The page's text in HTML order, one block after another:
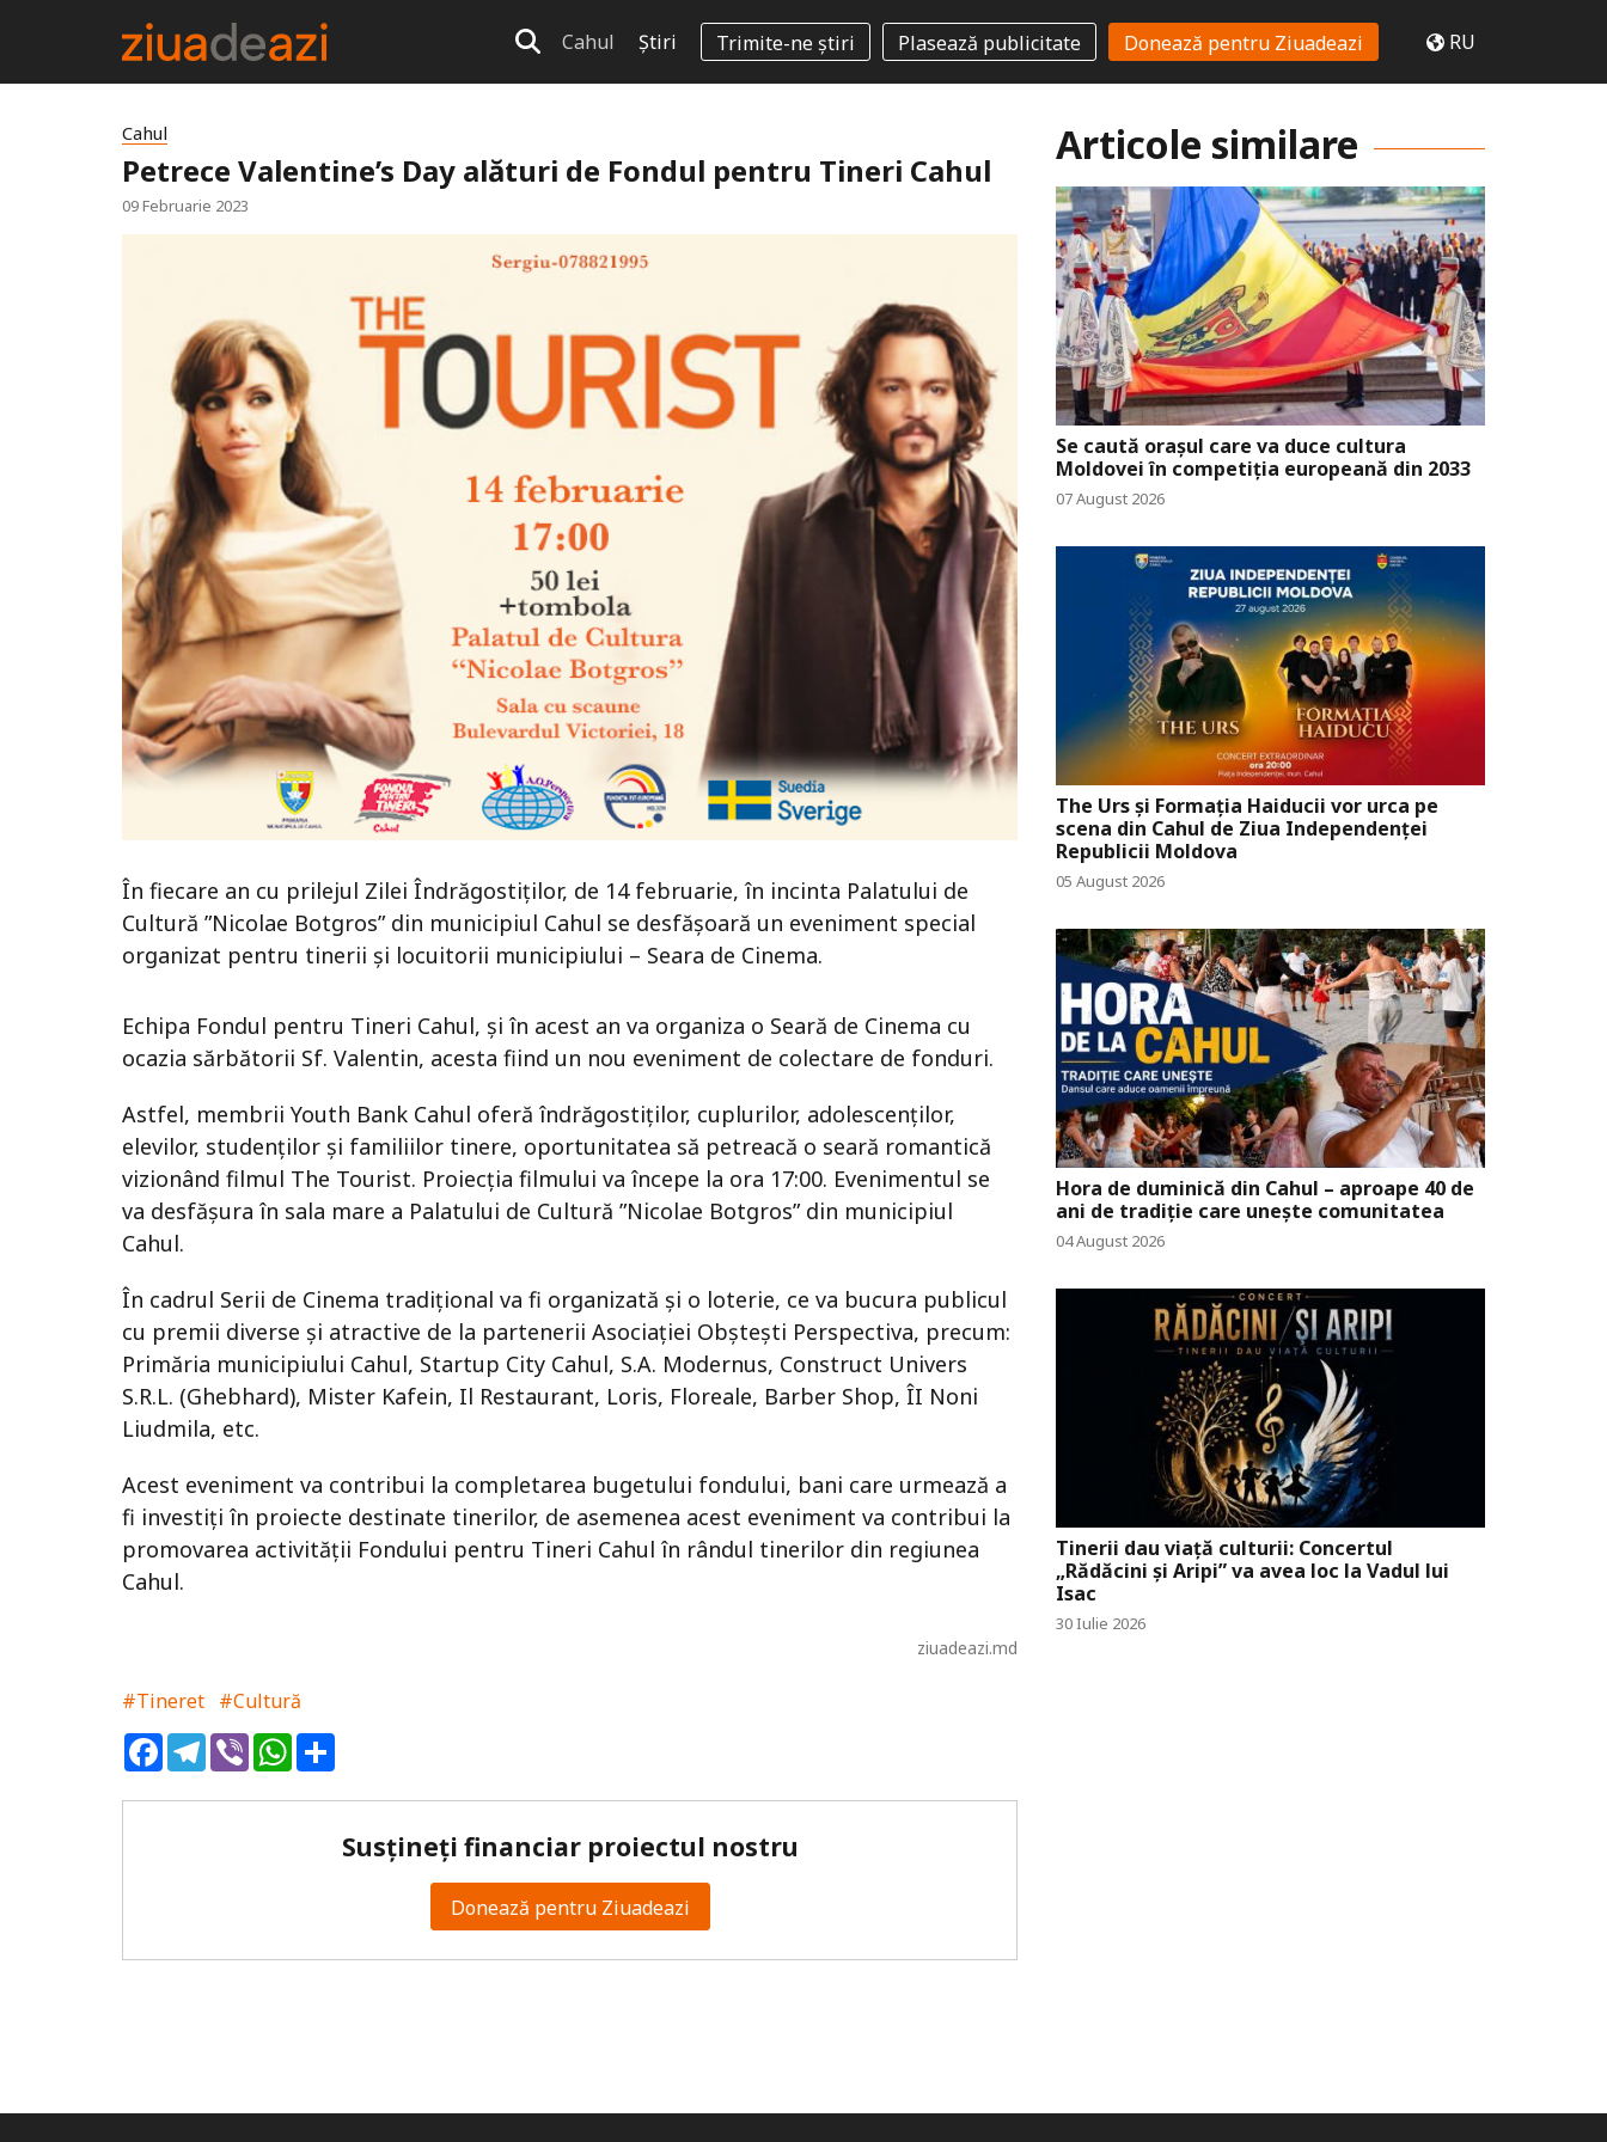
Cahul Știri Trimite-ne știri Plasează publicitate Donează pentru Ziuadeazi RU
Cahul
Petrece Valentine’s Day alături de Fondul pentru Tineri Cahul
09 Februarie 2023
În fiecare an cu prilejul Zilei Îndrăgostiților, de 14 februarie, în incinta Palatului de
Cultură ”Nicolae Botgros” din municipiul Cahul se desfășoară un eveniment special
organizat pentru tinerii și locuitorii municipiului – Seara de Cinema.
Echipa Fondul pentru Tineri Cahul, și în acest an va organiza o Seară de Cinema cu
ocazia sărbătorii Sf. Valentin, acesta fiind un nou eveniment de colectare de fonduri.
Astfel, membrii Youth Bank Cahul oferă îndrăgostiților, cuplurilor, adolescenților,
elevilor, studenților și familiilor tinere, oportunitatea să petreacă o seară romantică
vizionând filmul The Tourist. Proiecția filmului va începe la ora 17:00. Evenimentul se
va desfășura în sala mare a Palatului de Cultură ”Nicolae Botgros” din municipiul
Cahul.
În cadrul Serii de Cinema tradițional va fi organizată și o loterie, ce va bucura publicul
cu premii diverse și atractive de la partenerii Asociației Obștești Perspectiva, precum:
Primăria municipiului Cahul, Startup City Cahul, S.A. Modernus, Construct Univers
S.R.L. (Ghebhard), Mister Kafein, Il Restaurant, Loris, Floreale, Barber Shop, ÎI Noni
Liudmila, etc.
Acest eveniment va contribui la completarea bugetului fondului, bani care urmează a
fi investiți în proiecte destinate tinerilor, de asemenea acest eveniment va contribui la
promovarea activității Fondului pentru Tineri Cahul în rândul tinerilor din regiunea
Cahul.
ziuadeazi.md
#Tineret #Cultură
FacebookTelegram
ViberWhatsApp
Susțineți financiar proiectul nostru
Donează pentru Ziuadeazi
Articole similare
Se caută orașul care va duce cultura
Moldovei în competiția europeană din 2033
07 August 2026
The Urs și Formația Haiducii vor urca pe
scena din Cahul de Ziua Independenței
Republicii Moldova
05 August 2026
Hora de duminică din Cahul – aproape 40 de
ani de tradiție care unește comunitatea
04 August 2026
Tinerii dau viață culturii: Concertul
„Rădăcini și Aripi” va avea loc la Vadul lui
Isac
30 Iulie 2026